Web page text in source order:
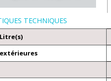
TECHNIQUES